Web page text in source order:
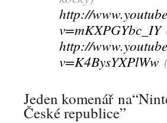
http://
v=mKXPGYbc_IY
http://
v=K4BysYXPlWw
Jeden komenář
České republice”